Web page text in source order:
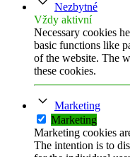
Nezbytné
Vždy aktivní
Necessary cookies
basic functions like
of the website. The
these cookies.
Marketing
Marketing
Marketing cookies
The intention is to